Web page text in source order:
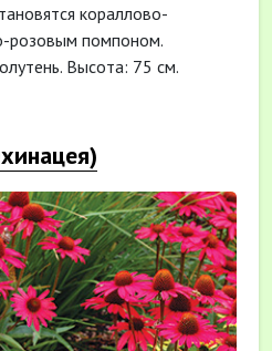
кораллово-
розовым помпоном.
Высота: 75 см.
с июня по август.